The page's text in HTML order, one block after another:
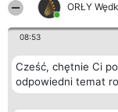
ORŁY
08:53
Cześć, chętnie Ci
odpowiedni temat
Organizator plebiscytu